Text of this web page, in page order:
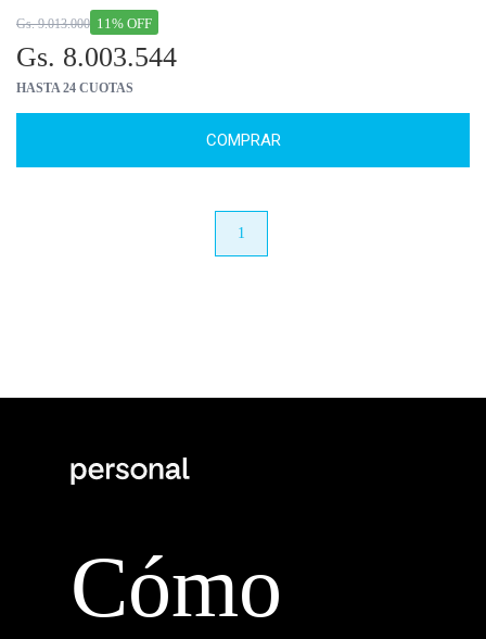
11% OFF
Gs. 9.013.000
Gs. 8.003.544
HASTA 24 CUOTAS
COMPRAR
1
Cómo